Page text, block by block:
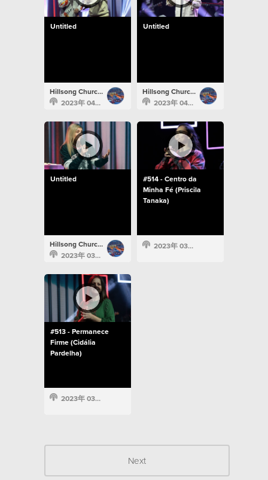
Untitled
Hillsong Church Portugal
2023年 04月 19日
Untitled
Hillsong Church Portugal
2023年 04月 19日
Untitled
Hillsong Church Portugal
2023年 03月 24日
#514 - Centro da
Minha Fé (Priscila
Tanaka)
2023年 03月 22日
#513 - Permanece
Firme (Cidália
Pardelha)
2023年 03月 21日
Next